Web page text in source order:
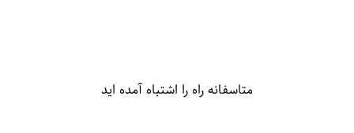
متاسفانه راه را اشتباه آمده اید